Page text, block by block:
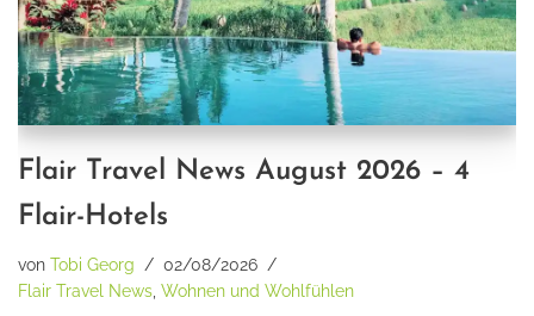
Flair Travel News August 2026 – 4
Flair-Hotels
von Tobi Georg
02/08/2026
Flair Travel News Wohnen und Wohlfühlen